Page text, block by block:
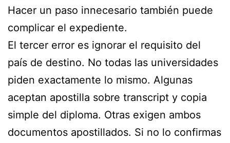
Hacer un paso innecesario también puede
complicar el expediente.
El tercer error es ignorar el requisito del
país de destino. No todas las universidades
piden exactamente lo mismo. Algunas
aceptan apostilla sobre transcript y copia
simple del diploma. Otras exigen ambos
documentos apostillados. Si no lo confirmas